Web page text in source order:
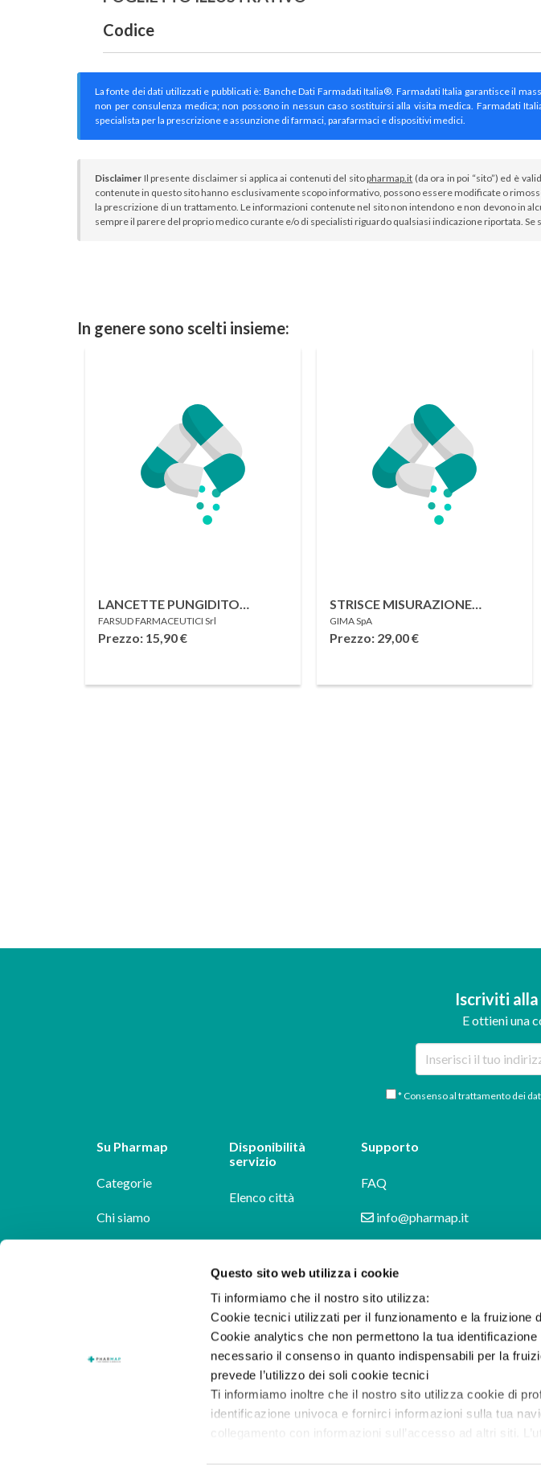
Questo sito web utilizza i cookie
Ti informiamo che il nostro sito utilizza:
Cookie tecnici utilizzati per il funzionamento e la fruizione
Cookie analytics che non permettono la tua
necessario il consenso in quanto indispensabili per la
prevede l’utilizzo dei soli cookie tecnici
Ti informiamo inoltre che il nostro sito utilizza cookie di
identificazione univoca e fornirci informazioni sulla tua
collegamento con informazioni sull’accesso ad altri siti.
Codice
La fonte dei dati utilizzati e pubblicati è: Banche Dati Farmadati Italia®. Farmadati Italia garantisce il
non per consulenza medica; non possono in nessun caso sostituirsi alla visita medica. Farmadati
specialista per la prescrizione e assunzione di farmaci, parafarmaci e dispositivi medici.
Disclaimer Il presente disclaimer si applica ai contenuti del sitopharmap.it (da ora in poi “sito”) ed è
contenute in questo sito hanno esclusivamente scopo informativo, possono essere modificate o
la prescrizione di un trattamento. Le informazioni contenute nel sito non intendono e non devono in
sempre il parere del proprio medico curante e/o di specialisti riguardo qualsiasi indicazione riportata.
In genere sono scelti insieme:
LANCETTE PUNGIDITO
ICONTROL G MINI SAFETY
LANCETS GAUGE 30 50 PEZZI
FARSUD FARMACEUTICI Srl
Prezzo: 15,90€
STRISCE MISURAZIONE
GLICEMIA PER GLUCOMETRO
BLUETOOTH GIMA 25 PEZZI
GIMA SpA
Prezzo: 29,00€
Iscriviti
E ottieni una
* Consenso al trattamento dei
Su Pharmap
Categorie
Chi siamo
Disponibilità
servizio
Elenco città
Supporto
FAQ
info@pharmap.it